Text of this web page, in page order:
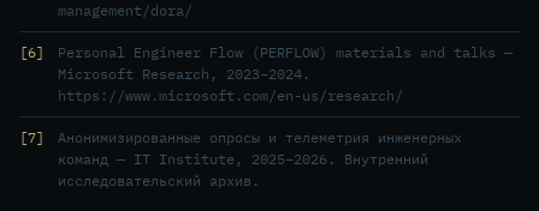
management/dora/
6
Personal Engineer Flow (PERFLOW) materials and talks —
Microsoft Research, 2023–2024.
https://www.microsoft.com/en-us/research/
7
Анонимизированные опросы и телеметрия инженерных
команд — IT Institute, 2025–2026. Внутренний
исследовательский архив.